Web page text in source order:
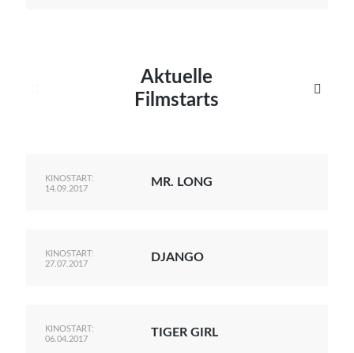
Aktuelle
Filmstarts

KINOSTART:
14.09.2017
MR. LONG
KINOSTART:
27.07.2017
DJANGO
KINOSTART:
06.04.2017
TIGER GIRL